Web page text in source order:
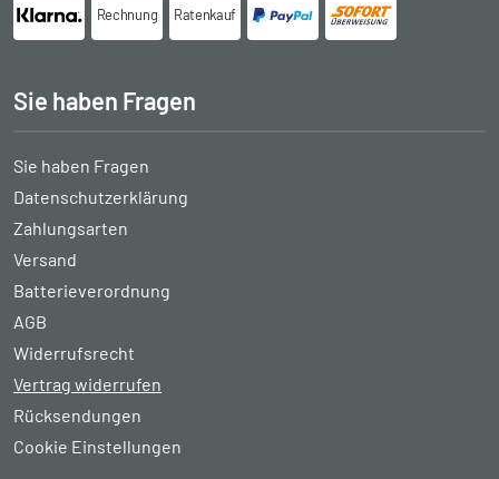
Rechnung Ratenkauf
Sie haben Fragen
Sie haben Fragen
Datenschutzerklärung
Zahlungsarten
Versand
Batterieverordnung
AGB
Widerrufsrecht
Vertrag widerrufen
Rücksendungen
Cookie Einstellungen